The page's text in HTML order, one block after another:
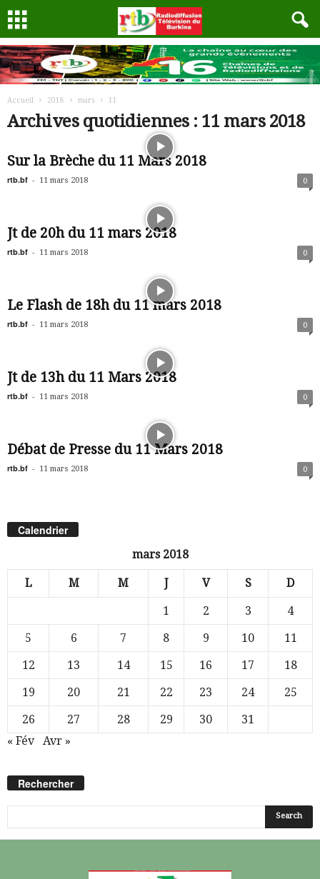
Accueil 2018 mars 11
Archives quotidiennes : 11 mars 2018
Sur la Brèche du 11 Mars 2018
rtb.bf - 11 mars 2018 0
Jt de 20h du 11 mars 2018
rtb.bf - 11 mars 2018 0
Le Flash de 18h du 11 mars 2018
rtb.bf - 11 mars 2018 0
Jt de 13h du 11 Mars 2018
rtb.bf - 11 mars 2018 0
Débat de Presse du 11 Mars 2018
rtb.bf - 11 mars 2018 0
Calendrier
mars 2018
L M M J V S D
1 2 3
4
5
6 7 8 9 10
11
12
13 14 15 16 17
18
19
20 21 22 23 24
25
26
27 28 29 30
31
« Fév
Avr »
Rechercher